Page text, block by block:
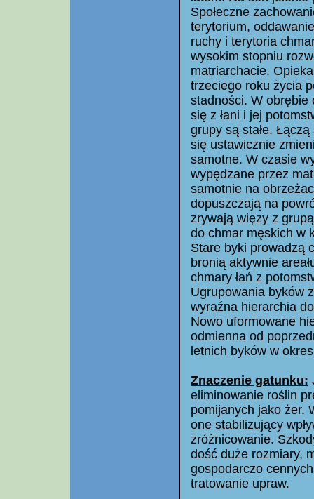
Społeczne
terytorium,
ruchy i terytoria
wysokim stopniu
matriarchacie.
trzeciego roku życia
stadności. W obrębie
się z łani i jej
grupy są stałe.
się ustawicznie
samotne. W czasie
wypędzane przez
samotnie na
dopuszczają na
zrywają więzy z
do chmar męskich w
Stare byki prowadzą
bronią aktywnie
chmary łań z
Ugrupowania byków
wyraźna hierarchia
Nowo uformowane
odmienna od
letnich byków w
Znaczenie gatunku:
eliminowanie roślin
pomijanych jako żer.
one stabilizujący
zróżnicowanie.
dość duże rozmiary,
gospodarczo
tratowanie upraw.